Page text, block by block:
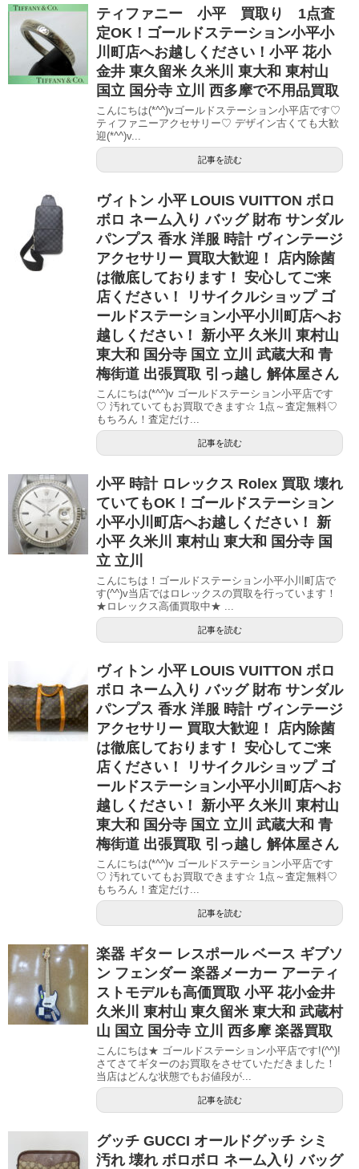
ティファニー 小平 買取り 1点査
定OK！ゴールドステーション小平小
川町店へお越しください！小平 花小
金井 東久留米 久米川 東大和 東村山
国立 国分寺 立川 西多摩で不用品買取
こんにちは(*^^)vゴールドステーション小平店です♡
ティファニーアクセサリー♡ デザイン古くても大歓
迎(*^^)v...
記事を読む
ヴィトン 小平 LOUIS VUITTON ボロ
ボロ ネーム入り バッグ 財布 サンダル
パンプス 香水 洋服 時計 ヴィンテージ
アクセサリー 買取大歓迎！ 店内除菌
は徹底しております！ 安心してご来
店ください！ リサイクルショップ ゴ
ールドステーション小平小川町店へお
越しください！ 新小平 久米川 東村山
東大和 国分寺 国立 立川 武蔵大和 青
梅街道 出張買取 引っ越し 解体屋さん
こんにちは(*^^)v ゴールドステーション小平店です
♡ 汚れていてもお買取できます☆ 1点～査定無料♡
もちろん！査定だけ...
記事を読む
小平 時計 ロレックス Rolex 買取 壊れ
ていてもOK！ゴールドステーション
小平小川町店へお越しください！ 新
小平 久米川 東村山 東大和 国分寺 国
立 立川
こんにちは！ゴールドステーション小平小川町店で
す(^^)v当店ではロレックスの買取を行っています！
★ロレックス高価買取中★ ...
記事を読む
ヴィトン 小平 LOUIS VUITTON ボロ
ボロ ネーム入り バッグ 財布 サンダル
パンプス 香水 洋服 時計 ヴィンテージ
アクセサリー 買取大歓迎！ 店内除菌
は徹底しております！ 安心してご来
店ください！ リサイクルショップ ゴ
ールドステーション小平小川町店へお
越しください！ 新小平 久米川 東村山
東大和 国分寺 国立 立川 武蔵大和 青
梅街道 出張買取 引っ越し 解体屋さん
こんにちは(*^^)v ゴールドステーション小平店です
♡ 汚れていてもお買取できます☆ 1点～査定無料♡
もちろん！査定だけ...
記事を読む
楽器 ギター レスポール ベース ギブソ
ン フェンダー 楽器メーカー アーティ
ストモデルも高価買取 小平 花小金井
久米川 東村山 東久留米 東大和 武蔵村
山 国立 国分寺 立川 西多摩 楽器買取
こんにちは★ ゴールドステーション小平店です!(^^)!
さてさてギターのお買取をさせていただきました！
当店はどんな状態でもお値段が...
記事を読む
グッチ GUCCI オールドグッチ シミ
汚れ 壊れ ボロボロ ネーム入り バッグ